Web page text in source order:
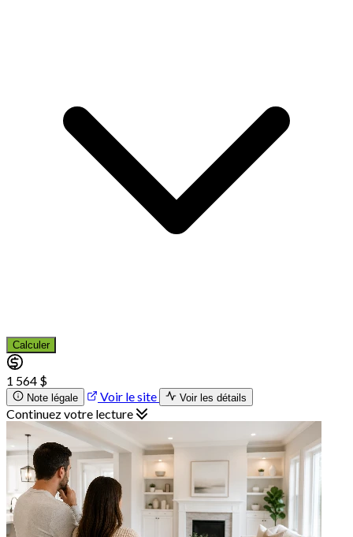
Calculer
1 564 $
Note légale Voir le site Voir les détails
Continuez votre lecture